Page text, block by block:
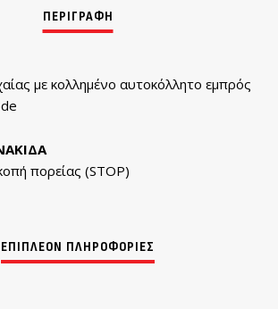
με κολλημένο αυτοκόλλητο εμπρός
πορείας (STOP)